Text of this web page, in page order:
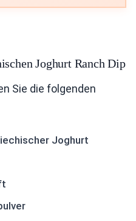
Joghurt Ranch Dip
Sie die folgenden
Joghurt